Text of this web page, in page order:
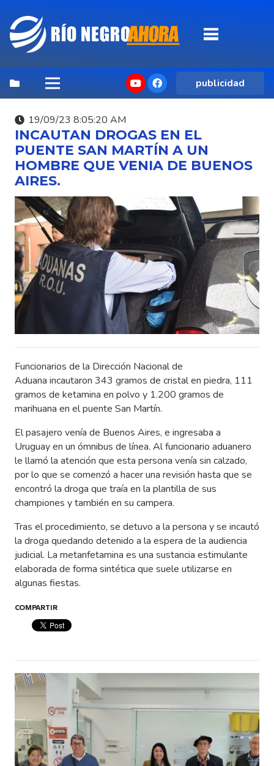
publicidad
19/09/23 8:05:20 AM
INCAUTAN DROGAS EN EL
PUENTE SAN MARTÍN A UN
HOMBRE QUE VENIA DE BUENOS
AIRES.
Funcionarios de la Dirección Nacional de
Aduana incautaron 343 gramos de cristal en piedra, 111
gramos de ketamina en polvo y 1.200 gramos de
marihuana en el puente San Martín.
El pasajero venía de Buenos Aires, e ingresaba a
Uruguay en un ómnibus de línea. Al funcionario aduanero
le llamó la atención que esta persona venía sin calzado,
por lo que se comenzó a hacer una revisión hasta que se
encontró la droga que traía en la plantilla de sus
championes y también en su campera.
Tras el procedimiento, se detuvo a la persona y se incautó
la droga quedando detenido a la espera de la audiencia
judicial. La metanfetamina es una sustancia estimulante
elaborada de forma sintética que suele utilizarse en
algunas fiestas.
COMPARTIR